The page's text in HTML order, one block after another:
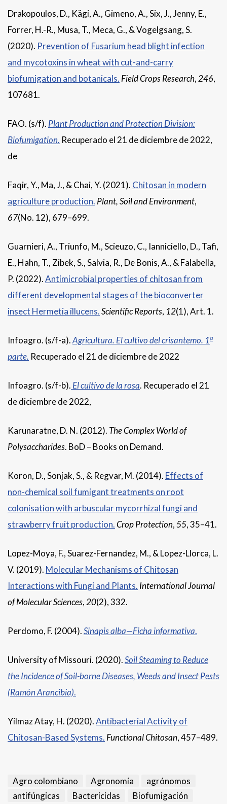
Drakopoulos, D., Kägi, A., Gimeno, A., Six, J., Jenny, E.,
Forrer, H.-R., Musa, T., Meca, G., & Vogelgsang, S.
(2020). Prevention of Fusarium head blight infection
and mycotoxins in wheat with cut-and-carry
biofumigation and botanicals. Field Crops Research, 246,
107681.
FAO. (s/f). Plant Production and Protection Division:
Biofumigation. Recuperado el 21 de diciembre de 2022,
de
Faqir, Y., Ma, J., & Chai, Y. (2021). Chitosan in modern
agriculture production. Plant, Soil and Environment,
67(No. 12), 679–699.
Guarnieri, A., Triunfo, M., Scieuzo, C., Ianniciello, D., Tafi,
E., Hahn, T., Zibek, S., Salvia, R., De Bonis, A., & Falabella,
P. (2022).Antimicrobial properties of chitosan from
different developmental stages of the bioconverter
insect Hermetia illucens.Scientific Reports, 12(1), Art. 1.
Infoagro. (s/f-a).Agricultura. El cultivo del crisantemo. 1a
parte. Recuperado el 21 de diciembre de 2022
Infoagro. (s/f-b). El cultivo de la rosa. Recuperado el 21
de diciembre de 2022,
Karunaratne, D. N. (2012). The Complex World of
Polysaccharides. BoD – Books on Demand.
Koron, D., Sonjak, S., & Regvar, M. (2014). Effects of
non-chemical soil fumigant treatments on root
colonisation with arbuscular mycorrhizal fungi and
strawberry fruit production.Crop Protection,55, 35–41.
Lopez-Moya, F., Suarez-Fernandez, M., & Lopez-Llorca, L.
V. (2019). Molecular Mechanisms of Chitosan
Interactions with Fungi and Plants. International Journal
of Molecular Sciences, 20(2), 332.
Perdomo, F. (2004).Sinapis alba—Ficha informativa.
University of Missouri. (2020).Soil Steaming to Reduce
the Incidence of Soil-borne Diseases, Weeds and Insect Pests
(Ramón Arancibia).
Yilmaz Atay, H. (2020).Antibacterial Activity of
Chitosan-Based Systems. Functional Chitosan, 457–489.
Agro colombiano Agronomía
agrónomos
antifúngicas
Bactericidas Biofumigación